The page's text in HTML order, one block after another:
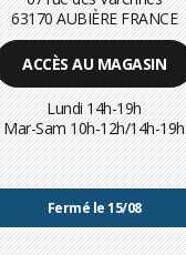
63170 AUBIÈRE FRANCE
ACCÈS AU MAGASIN
Lundi 14h-19h
Mar-Sam 10h-12h/14h-19h
Fermé le 15/08